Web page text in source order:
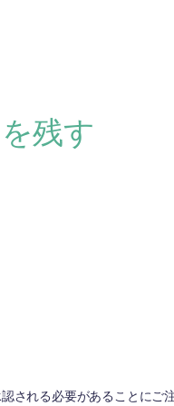
残す
される必要があることにご